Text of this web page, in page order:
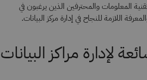
المعلومات والمحترفين الذين يرغبون في
اللازمة للنجاح في إدارة مركز البيانات.
لإدارة مراكز البيانات